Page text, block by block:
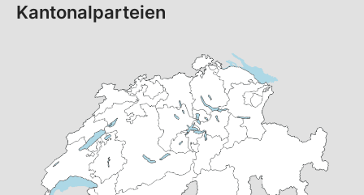
Kantonalparteien